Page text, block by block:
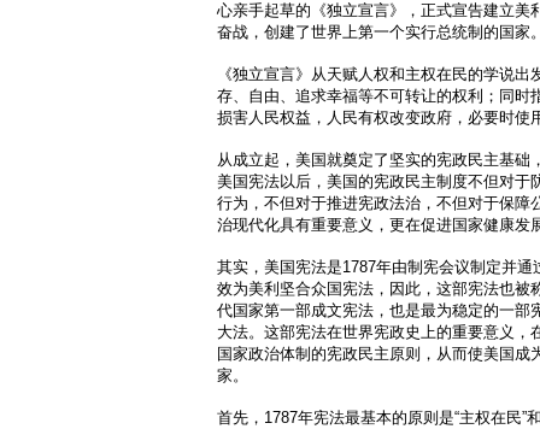
心亲手起草的《独立宣言》，正式宣告建立美
奋战，创建了世界上第一个实行总统制的国家
《独立宣言》从天赋人权和主权在民的学说
存、自由、追求幸福等不可转让的权利；同时
损害人民权益，人民有权改变政府，必要时使
从成立起，美国就奠定了坚实的宪政民主基础
美国宪法以后，美国的宪政民主制度不但对于
行为，不但对于推进宪政法治，不但对于保障
治现代化具有重要意义，更在促进国家健康发
其实，美国宪法是1787年由制宪会议制定并
效为美利坚合众国宪法，因此，这部宪法也被
代国家第一部成文宪法，也是最为稳定的一部
大法。这部宪法在世界宪政史上的重要意义，
国家政治体制的宪政民主原则，从而使美国成
家。
首先，1787年宪法最基本的原则是“主权在民”